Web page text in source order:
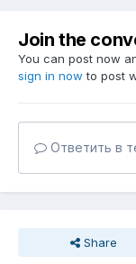
Join the
You can post now
sign in now to post
Ответить в
Share